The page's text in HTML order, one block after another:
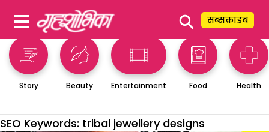
⚲ सब्सक्राइब
Story Beauty Entertainment Food Health
SEO Keywords: tribal jewellery designs